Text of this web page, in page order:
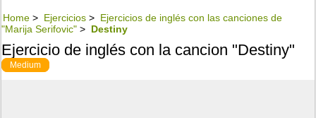
Home > Ejercicios > Ejercicios de inglés con las canciones de
"Marija Serifovic" > Destiny
Ejercicio de inglés con la cancion "Destiny"
Medium